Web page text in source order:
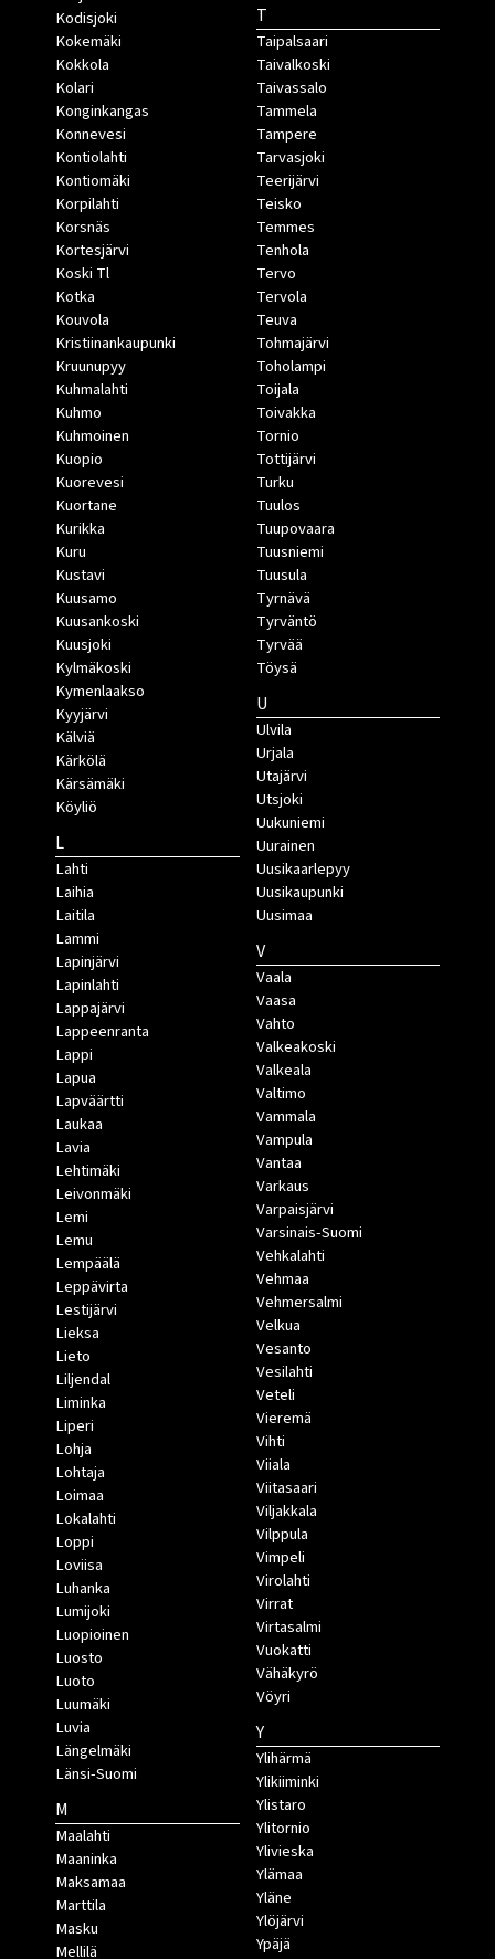
Kodisjoki
Kokemäki
Kokkola
Kolari
Konginkangas
Konnevesi
Kontiolahti
Kontiomäki
Korpilahti
Korsnäs
Kortesjärvi
Koski Tl
Kotka
Kouvola
Kristiinankaupunki
Kruunupyy
Kuhmalahti
Kuhmo
Kuhmoinen
Kuopio
Kuorevesi
Kuortane
Kurikka
Kuru
Kustavi
Kuusamo
Kuusankoski
Kuusjoki
Kylmäkoski
Kymenlaakso
Kyyjärvi
Kälviä
Kärkölä
Kärsämäki
Köyliö
L
Lahti
Laihia
Laitila
Lammi
Lapinjärvi
Lapinlahti
Lappajärvi
Lappeenranta
Lappi
Lapua
Lapväärtti
Laukaa
Lavia
Lehtimäki
Leivonmäki
Lemi
Lemu
Lempäälä
Leppävirta
Lestijärvi
Lieksa
Lieto
Liljendal
Liminka
Liperi
Lohja
Lohtaja
Loimaa
Lokalahti
Loppi
Loviisa
Luhanka
Lumijoki
Luopioinen
Luosto
Luoto
Luumäki
Luvia
Längelmäki
Länsi-Suomi
M
Maalahti
Maaninka
Maksamaa
Marttila
Masku
Mellilä
T
Taipalsaari
Taivalkoski
Taivassalo
Tammela
Tampere
Tarvasjoki
Teerijärvi
Teisko
Temmes
Tenhola
Tervo
Tervola
Teuva
Tohmajärvi
Toholampi
Toijala
Toivakka
Tornio
Tottijärvi
Turku
Tuulos
Tuupovaara
Tuusniemi
Tuusula
Tyrnävä
Tyrväntö
Tyrvää
Töysä
U
Ulvila
Urjala
Utajärvi
Utsjoki
Uukuniemi
Uurainen
Uusikaarlepyy
Uusikaupunki
Uusimaa
V
Vaala
Vaasa
Vahto
Valkeakoski
Valkeala
Valtimo
Vammala
Vampula
Vantaa
Varkaus
Varpaisjärvi
Varsinais-Suomi
Vehkalahti
Vehmaa
Vehmersalmi
Velkua
Vesanto
Vesilahti
Veteli
Vieremä
Vihti
Viiala
Viitasaari
Viljakkala
Vilppula
Vimpeli
Virolahti
Virrat
Virtasalmi
Vuokatti
Vähäkyrö
Vöyri
Y
Ylihärmä
Ylikiiminki
Ylistaro
Ylitornio
Ylivieska
Ylämaa
Yläne
Ylöjärvi
Ypäjä